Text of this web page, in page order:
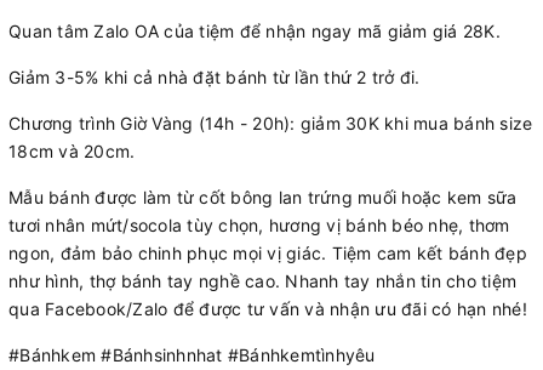
Quan tâm Zalo OA của tiệm để nhận ngay mã giảm giá 28K.
Giảm 3-5% khi cả nhà đặt bánh từ lần thứ 2 trở đi.
Chương trình Giờ Vàng (14h - 20h): giảm 30K khi mua bánh size
18cm và 20cm.
Mẫu bánh được làm từ cốt bông lan trứng muối hoặc kem sữa
tươi nhân mứt/socola tùy chọn, hương vị bánh béo nhẹ, thơm
ngon, đảm bảo chinh phục mọi vị giác. Tiệm cam kết bánh đẹp
như hình, thợ bánh tay nghề cao. Nhanh tay nhắn tin cho tiệm
qua Facebook/Zalo để được tư vấn và nhận ưu đãi có hạn nhé!
#Bánhkem #Bánhsinhnhat #Bánhkemtìnhyêu